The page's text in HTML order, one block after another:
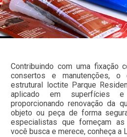
Contribuindo com uma fixação
consertos e manutenções, o
estrutural loctite Parque
aplicado em superfícies e
proporcionando renovação da
objeto ou peça de forma
especialistas que forneçam
você busca e merece, conheça a